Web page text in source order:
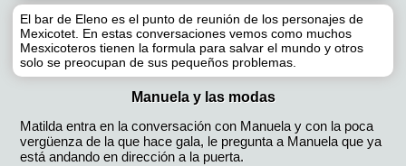
El bar de Eleno es el punto de reunión de los personajes de
Mexicotet. En estas conversaciones vemos como muchos
Mesxicoteros tienen la formula para salvar el mundo y otros
solo se preocupan de sus pequeños problemas.
Manuela y las modas
Matilda entra en la conversación con Manuela y con la poca
vergüenza de la que hace gala, le pregunta a Manuela que ya
está andando en dirección a la puerta.